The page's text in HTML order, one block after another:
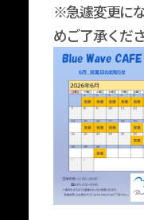
※急遽変更に
めご了承くだ